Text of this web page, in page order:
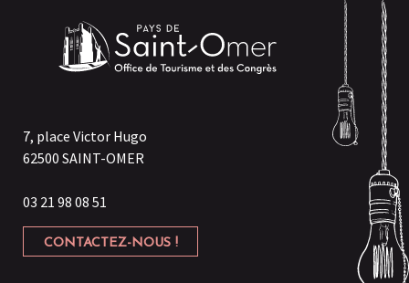
7, place Victor Hugo
62500 SAINT-OMER
03 21 98 08 51
CONTACTEZ-NOUS !